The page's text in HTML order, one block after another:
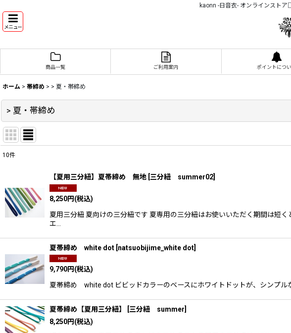
kaonn -日音衣- オンラインスト
メニュー
商品一覧 ご利用案内 ポイントにつ
ホーム > 帯締め > > 夏・帯締め
> 夏・帯締め
並び順:
10件
【夏用三分紐】夏帯締め 無地 三分紐 summer02
8,250円(税込)
夏用三分紐 夏向けの三分紐です 夏専用の三分紐はお使いいただく期間は短
エ…
夏帯締め white dot natsuobijime_white dot
9,790円(税込)
夏帯締め white dot ビビッドカラーのベースにホワイトドットが、シンプル
夏帯締め【夏用三分紐】 三分紐 summer
8,250円(税込)